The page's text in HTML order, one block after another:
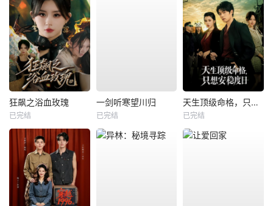
狂飙之浴血玫瑰
已完结
一剑听寒望川归
已完结
天生顶级命格，只想安稳度日
已完结